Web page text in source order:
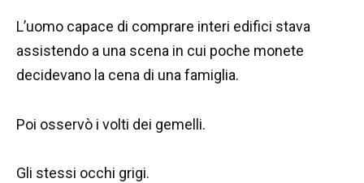
L’uomo capace di comprare interi edifici stava
assistendo a una scena in cui poche monete
decidevano la cena di una famiglia.
Poi osservò i volti dei gemelli.
Gli stessi occhi grigi.